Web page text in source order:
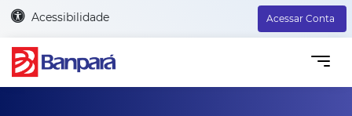
Acessibilidade Acessar Conta